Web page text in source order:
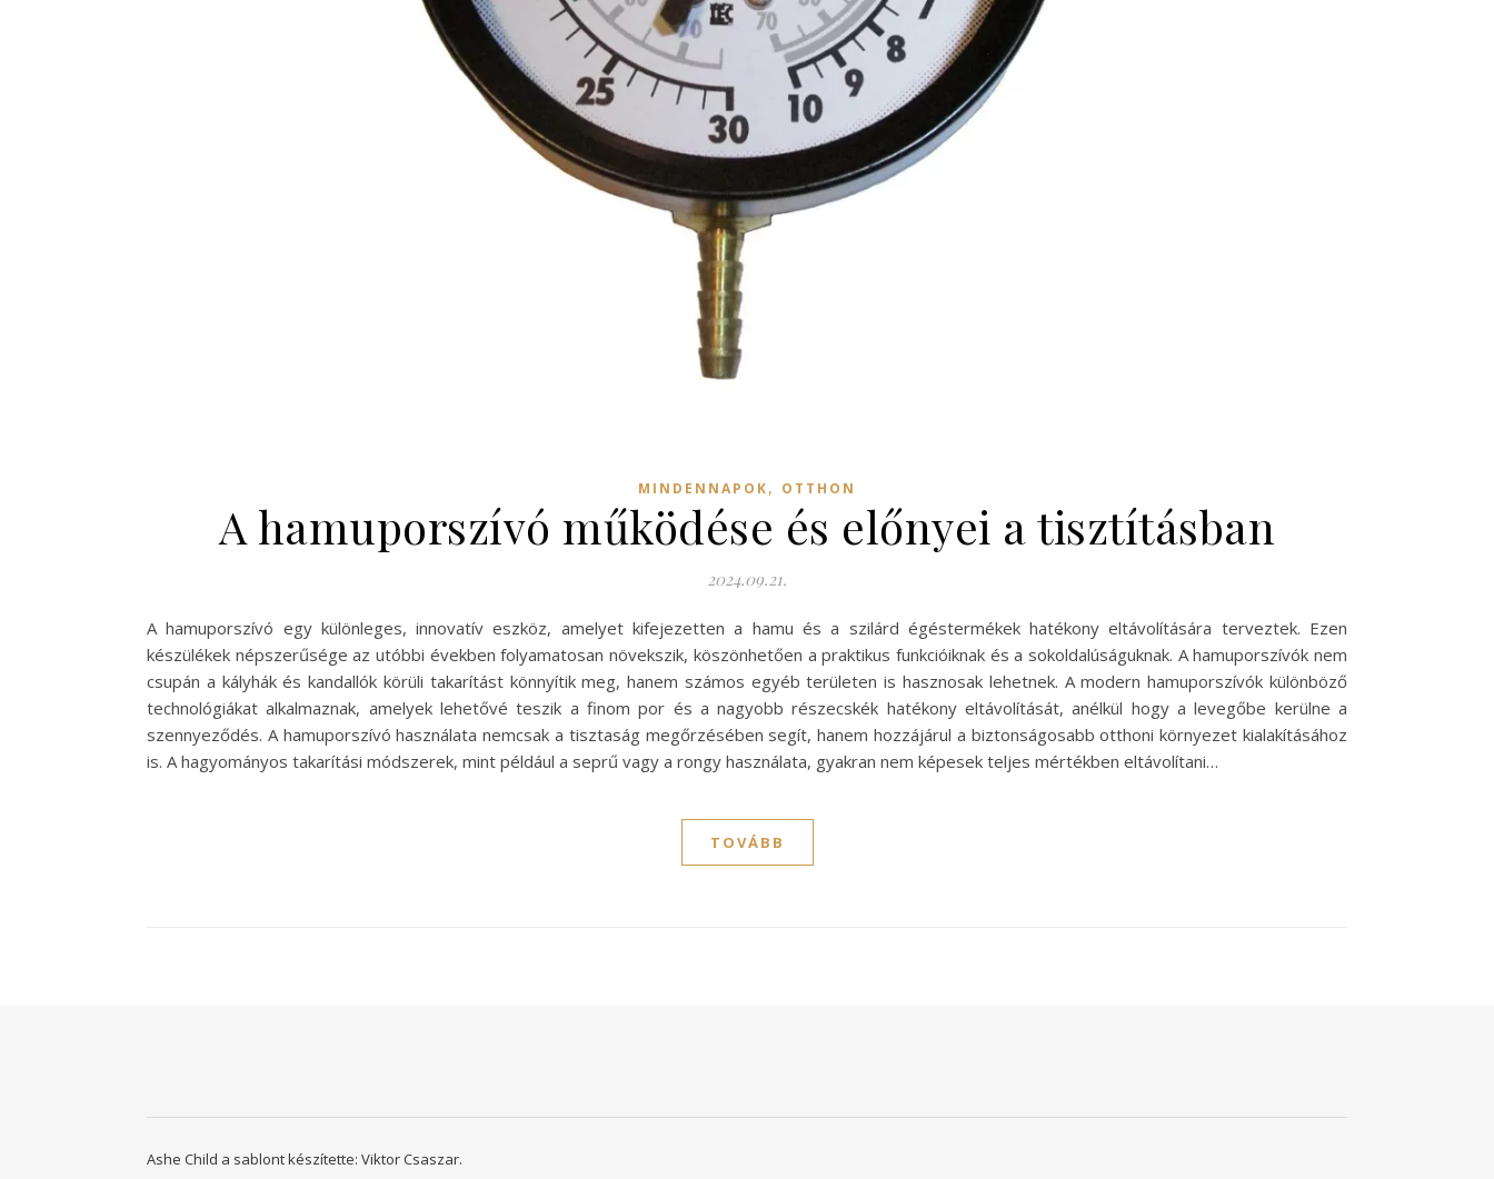
MINDENNAPOK, OTTHON
A hamuporszívó működése és előnyei a tisztításban
2024.09.21.
A hamuporszívó egy különleges, innovatív eszköz, amelyet kifejezetten a hamu és a szilárd égéstermékek hatékony eltávolítására terveztek. Ezen
készülékek népszerűsége az utóbbi években folyamatosan növekszik, köszönhetően a praktikus funkcióiknak és a sokoldalúságuknak. A hamuporszívók nem
csupán a kályhák és kandallók körüli takarítást könnyítik meg, hanem számos egyéb területen is hasznosak lehetnek. A modern hamuporszívók különböző
technológiákat alkalmaznak, amelyek lehetővé teszik a finom por és a nagyobb részecskék hatékony eltávolítását, anélkül hogy a levegőbe kerülne a
szennyeződés. A hamuporszívó használata nemcsak a tisztaság megőrzésében segít, hanem hozzájárul a biztonságosabb otthoni környezet kialakításához
is. A hagyományos takarítási módszerek, mint például a seprű vagy a rongy használata, gyakran nem képesek teljes mértékben eltávolítani…
TOVÁBB
Ashe Child a sablont készítette: Viktor Csaszar.